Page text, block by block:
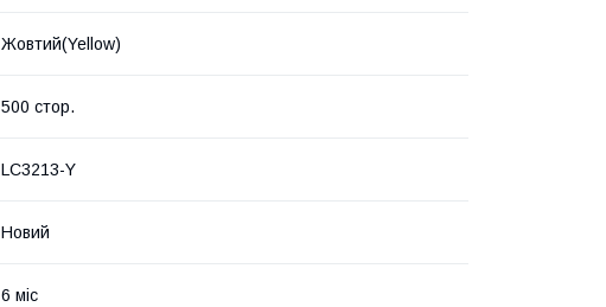
Жовтий(Yellow)
500 стор.
LC3213-Y
Новий
6 міс